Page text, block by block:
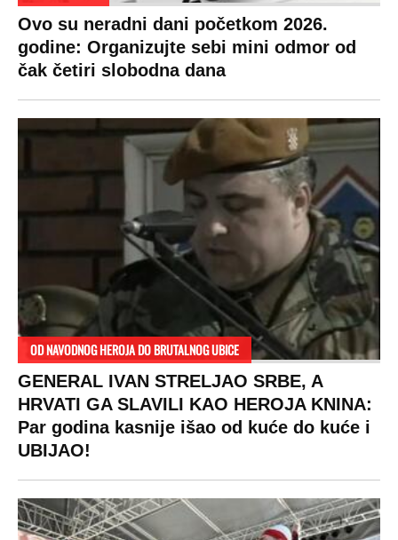
RAJ!
Žene u Srbiji su poludele za njima,
ogledaju se, bacaju pare: Ovde bunde
koštaju 100 evra, a neke i 2.000 dinara!
SPREMITE SE
Za posnu slavsku trpezu ove godine treba